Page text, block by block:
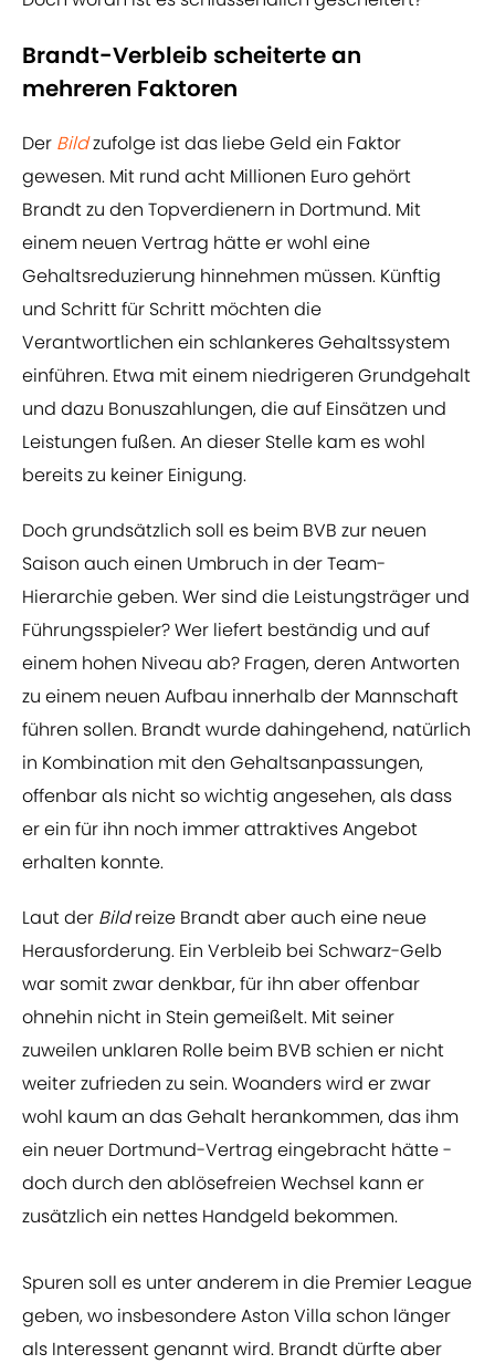
Brandt-Verbleib scheiterte an
mehreren Faktoren
Der Bildzufolge ist das liebe Geld ein Faktor
gewesen. Mit rund acht Millionen Euro gehört
Brandt zu den Topverdienern in Dortmund. Mit
einem neuen Vertrag hätte er wohl eine
Gehaltsreduzierung hinnehmen müssen. Künftig
und Schritt für Schritt möchten die
Verantwortlichen ein schlankeres Gehaltssystem
einführen. Etwa mit einem niedrigeren Grundgehalt
und dazu Bonuszahlungen, die auf Einsätzen und
Leistungen fußen. An dieser Stelle kam es wohl
bereits zu keiner Einigung.
Doch grundsätzlich soll es beim BVB zur neuen
Saison auch einen Umbruch in der Team-
Hierarchie geben. Wer sind die Leistungsträger und
Führungsspieler? Wer liefert beständig und auf
einem hohen Niveau ab? Fragen, deren Antworten
zu einem neuen Aufbau innerhalb der Mannschaft
führen sollen. Brandt wurde dahingehend, natürlich
in Kombination mit den Gehaltsanpassungen,
offenbar als nicht so wichtig angesehen, als dass
er ein für ihn noch immer attraktives Angebot
erhalten konnte.
Laut der Bildreize Brandt aber auch eine neue
Herausforderung. Ein Verbleib bei Schwarz-Gelb
war somit zwar denkbar, für ihn aber offenbar
ohnehin nicht in Stein gemeißelt. Mit seiner
zuweilen unklaren Rolle beim BVB schien er nicht
weiter zufrieden zu sein. Woanders wird er zwar
wohl kaum an das Gehalt herankommen, das ihm
ein neuer Dortmund-Vertrag eingebracht hätte -
doch durch den ablösefreien Wechsel kann er
zusätzlich ein nettes Handgeld bekommen.
Spuren soll es unter anderem in die Premier League
geben, wo insbesondere Aston Villa schon länger
als Interessent genannt wird. Brandt dürfte aber